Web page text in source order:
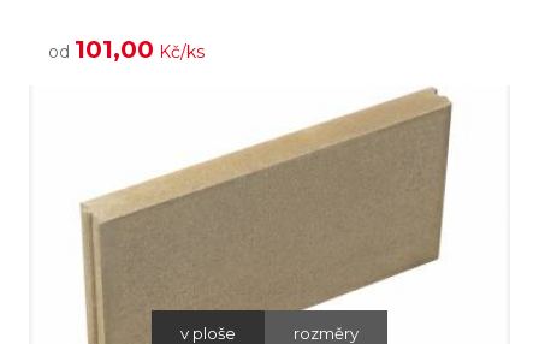
od 101,00 Kč/ks
v ploše rozměry